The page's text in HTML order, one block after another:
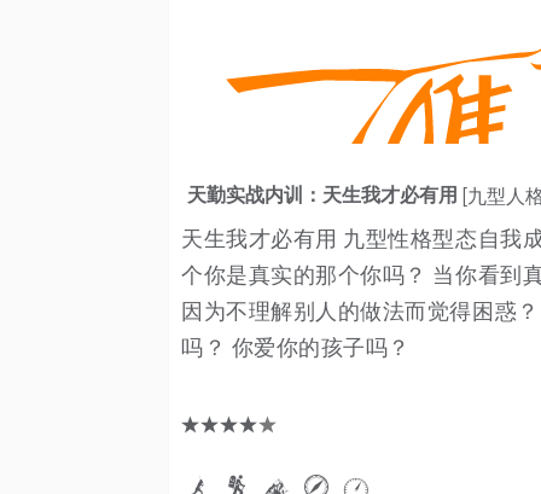
天勤实战内训：天生我才必有用 [九型人
天生我才必有用 九型性格型态自我
个你是真实的那个你吗？ 当你看到
因为不理解别人的做法而觉得困惑
吗？ 你爱你的孩子吗？